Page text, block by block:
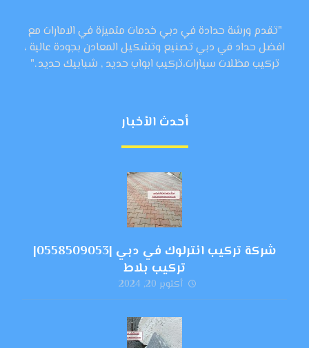
"تقدم ورشة حدادة في دبي خدمات متميزة في الامارات مع
افضل حداد في دبي تصنيع وتشكيل المعادن بجودة عالية ،
تركيب مظلات سيارات،تركيب ابواب حديد , شبابيك حديد ."
أحدث الأخبار
شركة تركيب انترلوك في دبي |0558509053|
تركيب بلاط
أكتوبر 20, 2024